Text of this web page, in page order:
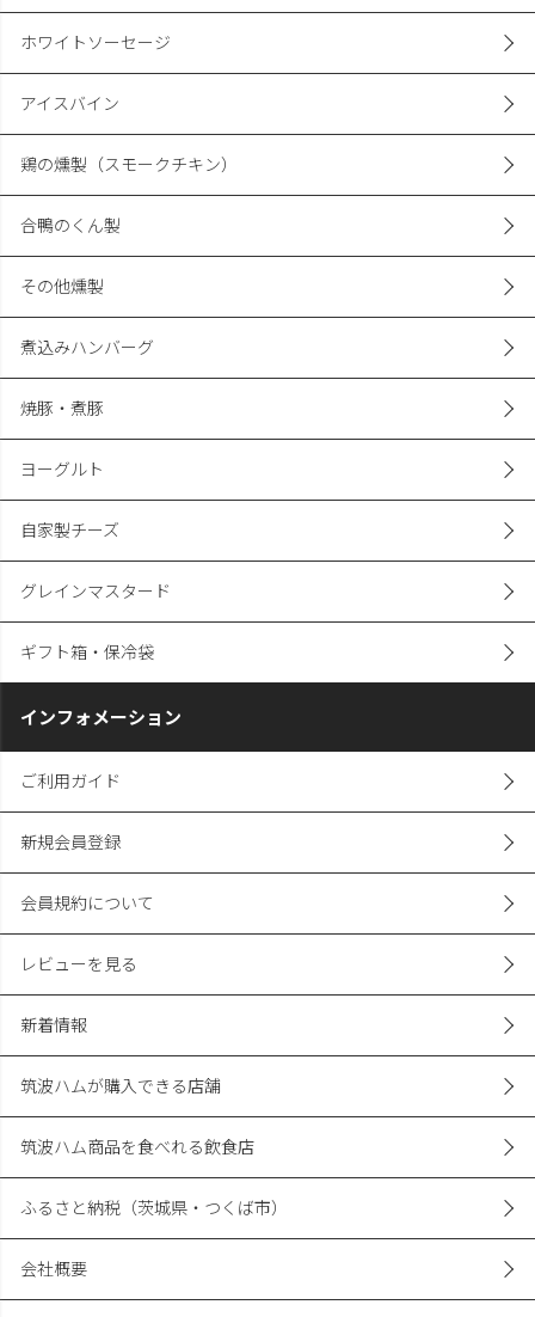
ホワイトソーセージ
アイスバイン
鶏の燻製（スモークチキン）
合鴨のくん製
その他燻製
煮込みハンバーグ
焼豚・煮豚
ヨーグルト
自家製チーズ
グレインマスタード
ギフト箱・保冷袋
インフォメーション
ご利用ガイド
新規会員登録
会員規約について
レビューを見る
新着情報
筑波ハムが購入できる店舗
筑波ハム商品を食べれる飲食店
ふるさと納税（茨城県・つくば市）
会社概要